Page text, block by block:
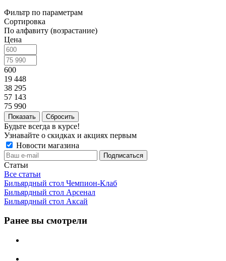
Фильтр по параметрам
Сортировка
По алфавиту (возрастание)
Цена
600
19 448
38 295
57 143
75 990
Сбросить
Будьте всегда в курсе!
Узнавайте о скидках и акциях первым
Новости магазина
Статьи
Все статьи
Бильярдный стол Чемпион-Клаб
Бильярдный стол Арсенал
Бильярдный стол Аксай
Ранее вы смотрели